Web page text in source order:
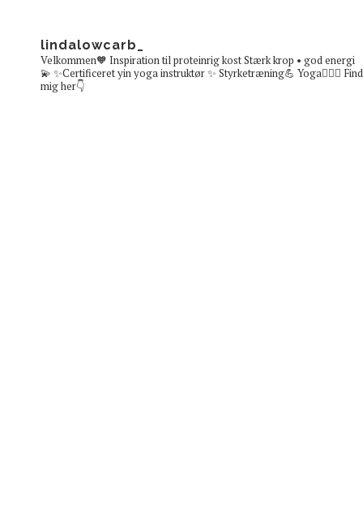
lindalowcarb_
Velkommen🧡 Inspiration til proteinrig kostStærk krop • god energi
💫 ✨Certificeret yin yoga instruktør ✨ Styrketræning💪 Yoga🧘🏼‍♀️ Find
mig her👇